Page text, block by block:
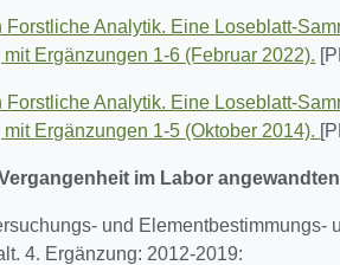
Forstliche Analytik. Eine Loseblatt-
Ergänzungen 1-6 (Februar 2022).
Forstliche Analytik. Eine Loseblatt-
Ergänzungen 1-5 (Oktober 2014).
im Labor
und
4. Ergänzung: 2012-2019: